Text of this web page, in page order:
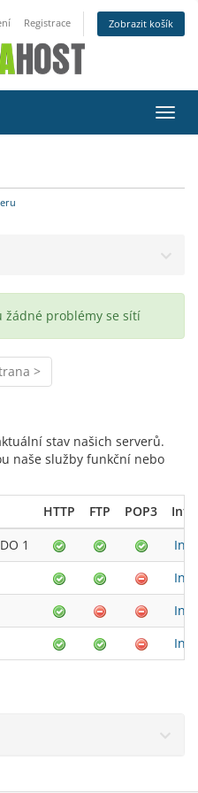
Registrace Zobrazit košík
žádné problémy se sítí
>
stav našich serverů.
naše služby funkční nebo
HTTP FTP POP3
1